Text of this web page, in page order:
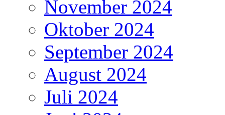
November 2024
Oktober 2024
September 2024
August 2024
Juli 2024